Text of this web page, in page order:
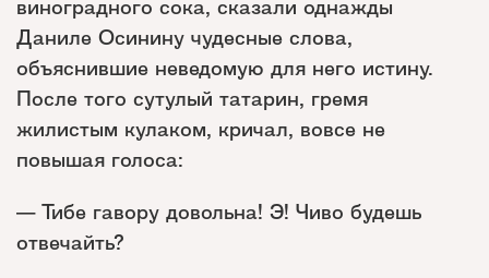
виноградного сока, сказали однажды
Даниле Осинину чудесные слова,
объяснившие неведомую для него истину.
После того сутулый татарин, гремя
жилистым кулаком, кричал, вовсе не
повышая голоса:
— Тибе гавору довольна! Э! Чиво будешь
отвечайть?